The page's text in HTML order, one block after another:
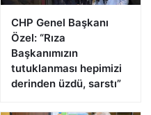
CHP Genel Başkanı
Özel: “Rıza
Başkanımızın
tutuklanması hepimizi
derinden üzdü, sarstı”